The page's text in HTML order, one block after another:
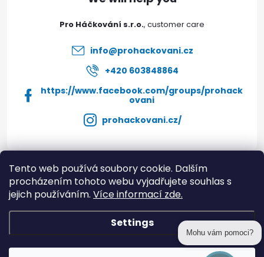
Tento web používá soubory cookie. Dalším
procházením tohoto webu vyjadřujete souhlas s
jejich používáním. Více informací zde.
Settings
Instagram
Pro Háčkování s.r.o.
info@prohackovani.cz
+420 603848864
https://www.facebook.com/groups/prohack
ovani
prohackovani.cz/
Copyright 2026prohackovani.cz. All rights reserved.
Mohu vám pomoci?